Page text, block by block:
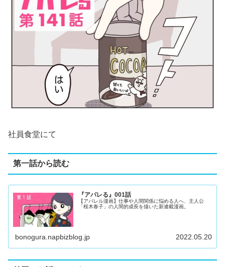
社員食堂にて
第一話から読む
『アパレる』001話
【アパレル漫画】仕事や人間関係に悩める人へ、主人公
「桜木春子」の人間的成長を描いた新連載漫画。
bonogura.napbizblog.jp 2022.05.20